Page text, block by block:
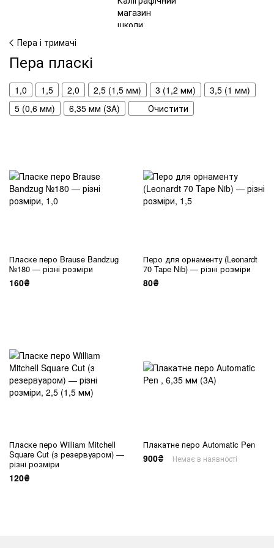
Пера і тримачі
Пера пласкі
1,0 1,5 2,0 2,5 (1,5 мм) 3 (1,2 мм)
3,5 (1 мм)
5 (0,6 мм)
6,35 мм (3А) Очистити
Пласке перо Brause Bandzug
№180 — різні розміри
160₴
Перо для орнаменту (Leonardt
70 Tape Nib) — різні розміри
80₴
Пласке перо William Mitchell
Square Cut (з резервуаром) —
різні розміри
120₴
Плакатне перо Automatic Pen
900₴ Немає в наявності